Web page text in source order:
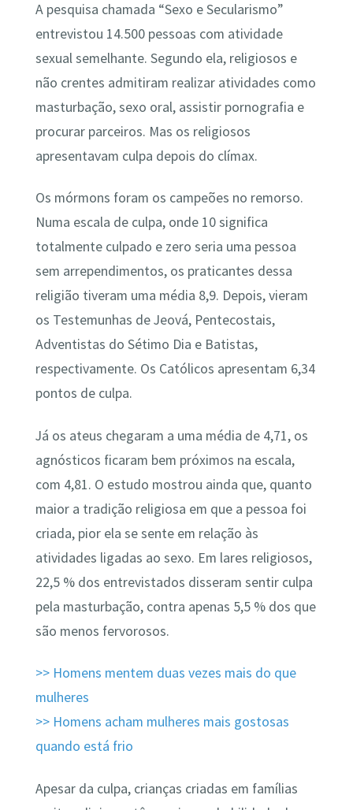
A pesquisa chamada “Sexo e Secularismo”
entrevistou 14.500 pessoas com atividade
sexual semelhante. Segundo ela, religiosos e
não crentes admitiram realizar atividades como
masturbação, sexo oral, assistir pornografia e
procurar parceiros. Mas os religiosos
apresentavam culpa depois do clímax.
Os mórmons foram os campeões no remorso.
Numa escala de culpa, onde 10 significa
totalmente culpado e zero seria uma pessoa
sem arrependimentos, os praticantes dessa
religião tiveram uma média 8,9. Depois, vieram
os Testemunhas de Jeová, Pentecostais,
Adventistas do Sétimo Dia e Batistas,
respectivamente. Os Católicos apresentam 6,34
pontos de culpa.
Já os ateus chegaram a uma média de 4,71, os
agnósticos ficaram bem próximos na escala,
com 4,81. O estudo mostrou ainda que, quanto
maior a tradição religiosa em que a pessoa foi
criada, pior ela se sente em relação às
atividades ligadas ao sexo. Em lares religiosos,
22,5 % dos entrevistados disseram sentir culpa
pela masturbação, contra apenas 5,5 % dos que
são menos fervorosos.
>> Homens mentem duas vezes mais do que
mulheres
>> Homens acham mulheres mais gostosas
quando está frio
Apesar da culpa, crianças criadas em famílias